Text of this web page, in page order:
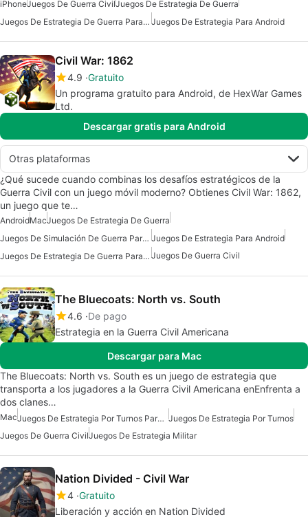
iPhoneJuegos De Guerra CivilJuegos De Estrategia De Guerra
Juegos De Estrategia De Guerra Para Android Juegos De Estrategia Para Android
Civil War: 1862
4.9 Gratuito
Un programa gratuito para Android, de HexWar Games
Ltd.
Descargar gratis para Android
Otras plataformas
¿Qué sucede cuando combinas los desafíos estratégicos de la
Guerra Civil con un juego móvil moderno? Obtienes Civil War: 1862,
un juego que te…
AndroidMacJuegos De Estrategia De Guerra
Juegos De Simulación De Guerra Para Android Juegos De Estrategia Para Android
Juegos De Estrategia De Guerra Para Android Juegos De Guerra Civil
The Bluecoats: North vs. South
4.6 De pago
Estrategia en la Guerra Civil Americana
Descargar para Mac
The Bluecoats: North vs. South es un juego de estrategia que
transporta a los jugadores a la Guerra Civil Americana enEnfrenta a
dos clanes…
Mac Juegos De Estrategia Por Turnos Para Mac Juegos De Estrategia Por Turnos
Juegos De Guerra CivilJuegos De Estrategia Militar
Nation Divided - Civil War
4 Gratuito
Liberación y acción en Nation Divided